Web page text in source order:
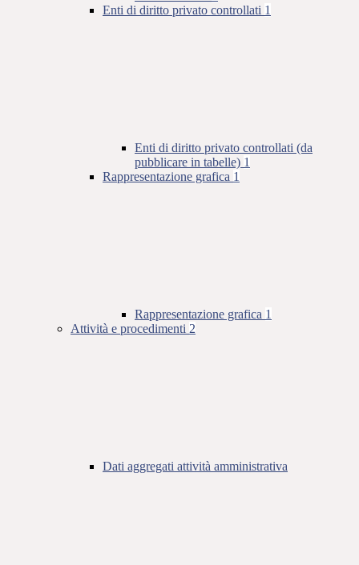
Enti di diritto privato controllati 1
Enti di diritto privato controllati (da
pubblicare in tabelle) 1
Rappresentazione grafica 1
Rappresentazione grafica 1
Attività e procedimenti 2
Dati aggregati attività amministrativa